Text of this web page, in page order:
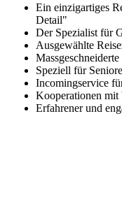
Ein einzigartiges
Detail"
Der Spezialist für
Ausgewählte
Speziell für
Incomingservice
Kooperationen mit
Erfahrener und